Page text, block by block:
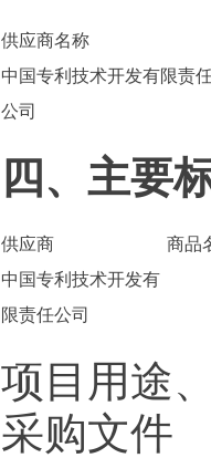
供应商名称
中国专利技术开发有限责
公司
四、主要
供应商 商品
中国专利技术开发有
限责任公司
项目用途
采购文件